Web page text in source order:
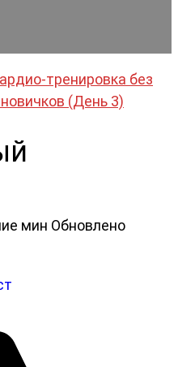
тренировка без
(День 3)
мин Обновлено